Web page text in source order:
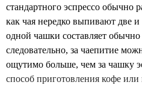
стандартного эспрессо обычно
как чая нередко выпивают две
одной чашки составляет
следовательно, за чаепитие
ощутимо больше, чем за чашку
способ приготовления кофе или